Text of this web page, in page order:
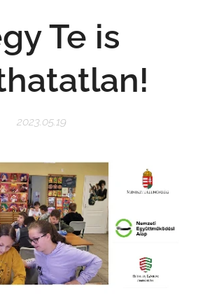
Te is
2023.05.19